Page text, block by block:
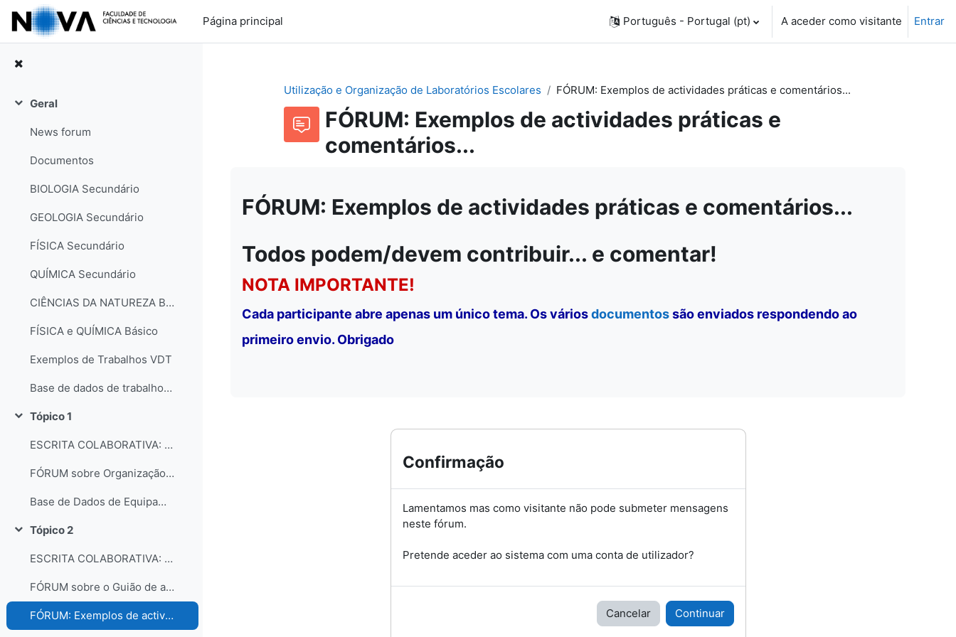
Ir para o conteúdo principal
Página principal
Português - Portugal ‎(pt)‎ A aceder como visitante Entrar
Contrair
Geral
News forum
Documentos
BIOLOGIA Secundário
GEOLOGIA Secundário
FÍSICA Secundário
QUÍMICA Secundário
CIÊNCIAS DA NATUREZA Básico
FÍSICA e QUÍMICA Básico
Exemplos de Trabalhos VDT
Base de dados de trabalhos dos participantes do curso
Contrair
Tópico 1
ESCRITA COLABORATIVA: Organização dos laboratórios
FÓRUM sobre Organização e gestão dos laboratórios escolares
Base de Dados de Equipamentos e Consumíveis dos Laboratórios
Contrair
Tópico 2
ESCRITA COLABORATIVA: Guião de Actividade Prática
FÓRUM sobre o Guião de actividades práticas
FÓRUM: Exemplos de actividades práticas e comentários...
Utilização e Organização de Laboratórios Escolares FÓRUM: Exemplos de actividades práticas e comentários...
FÓRUM: Exemplos de actividades práticas e
comentários...
FÓRUM: Exemplos de actividades práticas e comentários...
Todos podem/devem contribuir... e comentar!
NOTA IMPORTANTE!
Cada participante abre apenas um único tema. Os váriosdocumentossão enviados respondendo ao
primeiro envio. Obrigado
Confirmação
Lamentamos mas como visitante não pode submeter mensagens
neste fórum.
Pretende aceder ao sistema com uma conta de utilizador?
Cancelar Continuar